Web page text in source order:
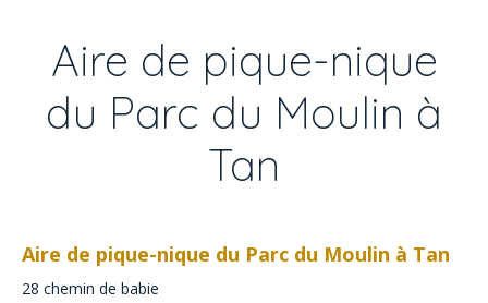
Aire de pique-nique
du Parc du Moulin à
Tan
Aire de pique-nique du Parc du Moulin à Tan
28 chemin de babie